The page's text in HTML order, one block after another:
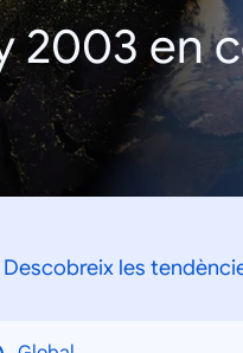
2003 en
Descobreix les